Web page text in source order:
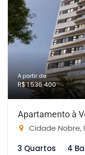
A partir de:
R$ 1.536.400
Apartamento à
Cidade Nobre,
3 Quartos
4